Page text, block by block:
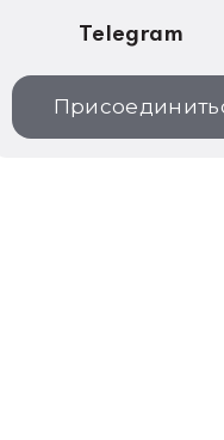
Telegram